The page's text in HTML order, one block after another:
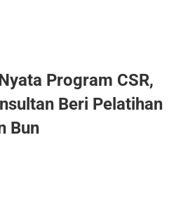
Program CSR,
Beri Pelatihan
Bun